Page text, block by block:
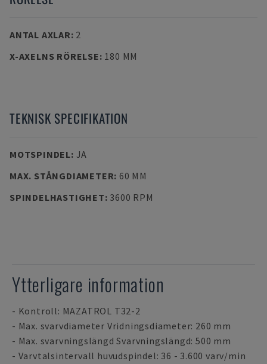
ANTAL AXLAR: 2
X-AXELNS RÖRELSE: 180 MM
TEKNISK SPECIFIKATION
MOTSPINDEL: JA
MAX. STÅNGDIAMETER: 60 MM
SPINDELHASTIGHET: 3600 RPM
Ytterligare information
- Kontroll: MAZATROL T32-2
- Max. svarvdiameter Vridningsdiameter: 260 mm
- Max. svarvningslängd Svarvningslängd: 500 mm
- Varvtalsintervall huvudspindel: 36 - 3.600 varv/min